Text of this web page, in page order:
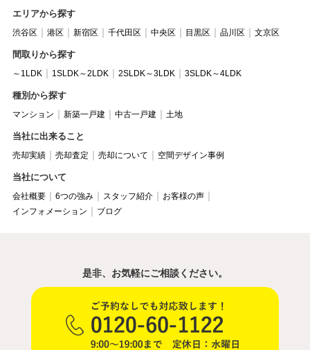
エリアから探す
渋谷区 港区 新宿区 千代田区 中央区 目黒区 品川区 文京区
間取りから探す
～1LDK 1SLDK～2LDK 2SLDK～3LDK 3SLDK～4LDK
種別から探す
マンション 新築一戸建 中古一戸建 土地
当社に出来ること
売却実績 売却査定 売却について 空間デザイン事例
当社について
会社概要 6つの強み スタッフ紹介
お客様の声
インフォメーション
ブログ
是非、お気軽にご相談ください。